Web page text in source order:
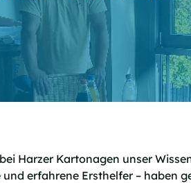
Harzer Kartonagen unser
und erfahrene Ersthelfer – haben